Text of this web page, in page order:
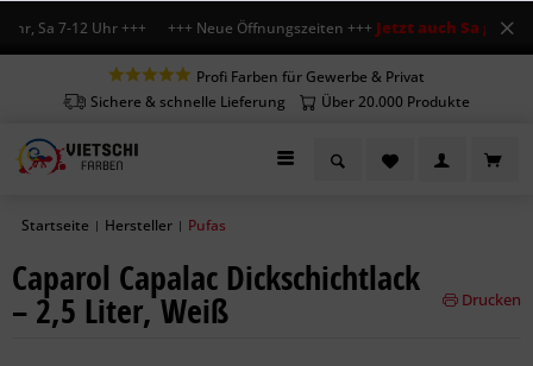
Sa 7-12 Uhr +++ +++ Neue Öffnungszeiten +++Jetzt auch Sa
Profi Farben für Gewerbe & Privat
Sichere & schnelle Lieferung
Über 20.000 Produkte
Startseite | Hersteller | Pufas
Caparol Capalac Dickschichtlack
– 2,5 Liter, Weiß Drucken